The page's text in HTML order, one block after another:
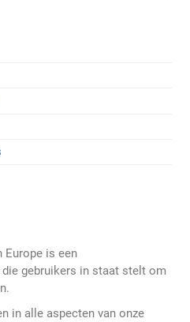
Europe is een
gebruikers in staat stelt om
in alle aspecten van onze